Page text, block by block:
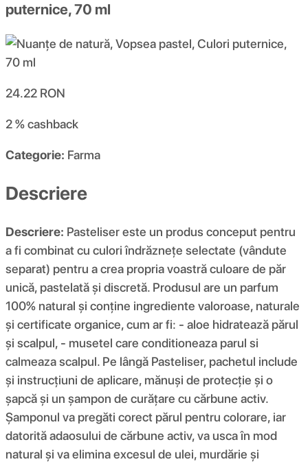
puternice, 70 ml
24.22 RON
2 %cashback
Categorie: Farma
Descriere
Descriere: Pasteliser este un produs conceput pentru
a fi combinat cu culori îndrăznețe selectate (vândute
separat) pentru a crea propria voastră culoare de păr
unică, pastelată și discretă. Produsul are un parfum
100% natural și conține ingrediente valoroase, naturale
și certificate organice, cum ar fi: - aloe hidratează părul
și scalpul, - musetel care conditioneaza parul si
calmeaza scalpul. Pe lângă Pasteliser, pachetul include
și instrucțiuni de aplicare, mănuși de protecție și o
șapcă și un șampon de curățare cu cărbune activ.
Șamponul va pregăti corect părul pentru colorare, iar
datorită adaosului de cărbune activ, va usca în mod
natural și va elimina excesul de ulei, murdărie și